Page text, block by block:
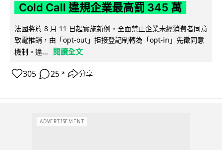
Cold Call 違規企業最高罰 345 萬
法國將於 8 月 11 日起實施新例，全面禁止企業未經消費者同意
致電推銷，由「opt-out」拒接登記制轉為「opt-in」先徵同意
機制。違...
閱讀全文
305 25 ↗ 分享
ADVERTISEMENT